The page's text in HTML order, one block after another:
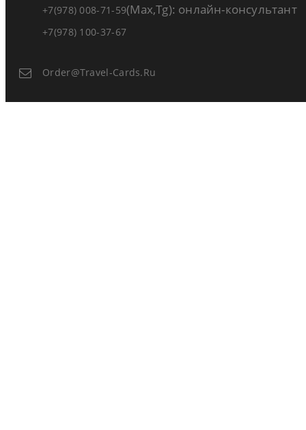
+7(978) 008-71-59(Max,Tg): онлайн-консультант
+7(978) 100-37-67
Order@travel-Cards.ru